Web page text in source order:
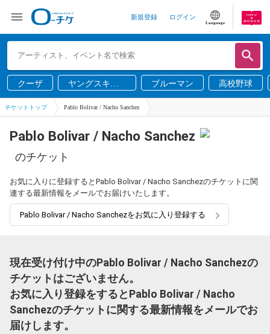
新規登録 ログイン
Language
クーザ
ヤングスキニ
ー
ブルーマン 高校野球
チケットトップ Pablo Bolivar / Nacho Sanchez
Pablo Bolivar / Nacho Sanchez
のチケット
お気に入りに登録するとPablo Bolivar / Nacho Sanchezのチケットに関
連する最新情報をメールでお届けいたします。
Pablo Bolivar / Nacho Sanchezをお気に入り登録する
現在受け付け中のPablo Bolivar / Nacho Sanchezの
チケットはございません。
お気に入り登録をするとPablo Bolivar / Nacho
Sanchezのチケットに関する最新情報をメールでお
届けします。